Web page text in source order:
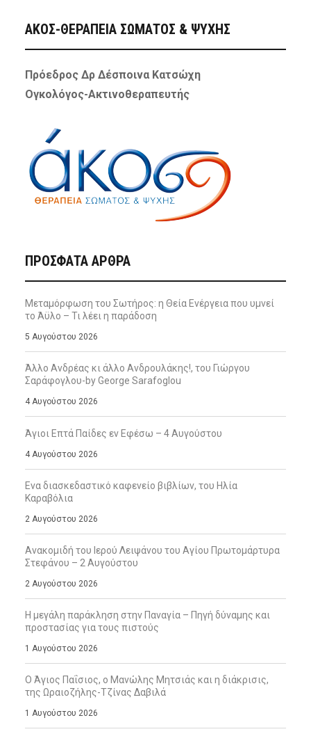
ΑΚΟΣ-ΘΕΡΑΠΕΙΑ ΣΩΜΑΤΟΣ & ΨΥΧΗΣ
Πρόεδρος Δρ Δέσποινα Κατσώχη
Ογκολόγος-Ακτινοθεραπευτής
ΠΡΌΣΦΑΤΑ ΆΡΘΡΑ
Μεταμόρφωση του Σωτήρος: η Θεία Ενέργεια που υμνεί
το Άϋλο – Τι λέει η παράδοση
5 Αυγούστου 2026
Άλλο Ανδρέας κι άλλο Ανδρουλάκης!, του Γιώργου
Σαράφογλου-by George Sarafoglou
4 Αυγούστου 2026
Άγιοι Επτά Παίδες εν Εφέσω – 4 Αυγούστου
4 Αυγούστου 2026
Ενα διασκεδαστικό καφενείο βιβλίων, του Ηλία
Καραβόλια
2 Αυγούστου 2026
Ανακομιδή του Ιερού Λειψάνου του Αγίου Πρωτομάρτυρα
Στεφάνου – 2 Αυγούστου
2 Αυγούστου 2026
Η μεγάλη παράκληση στην Παναγία – Πηγή δύναμης και
προστασίας για τους πιστούς
1 Αυγούστου 2026
Ο Άγιος Παΐσιος, ο Μανώλης Μητσιάς και η διάκρισις,
της Ωραιοζήλης-Τζίνας Δαβιλά
1 Αυγούστου 2026